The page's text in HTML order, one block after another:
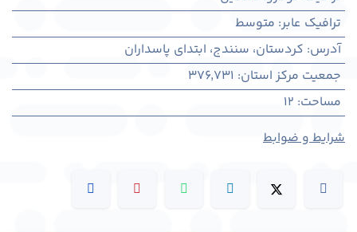
ترافیک عابر: متوسط
آدرس: کردستان، سنندج، ابتدای پاسداران
جمعیت مرکز استان:
376,731
مساحت:
12
شرایط و ضوابط